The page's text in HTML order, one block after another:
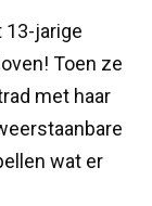
13-jarige
Toen ze
met haar
wat er